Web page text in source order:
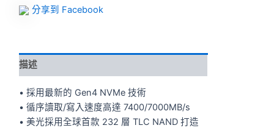
分享到 Facebook
描述
• 採用最新的 Gen4 NVMe 技術
• 循序讀取/寫入速度高達 7400/7000MB/s
• 美光採用全球首款 232 層 TLC NAND 打造